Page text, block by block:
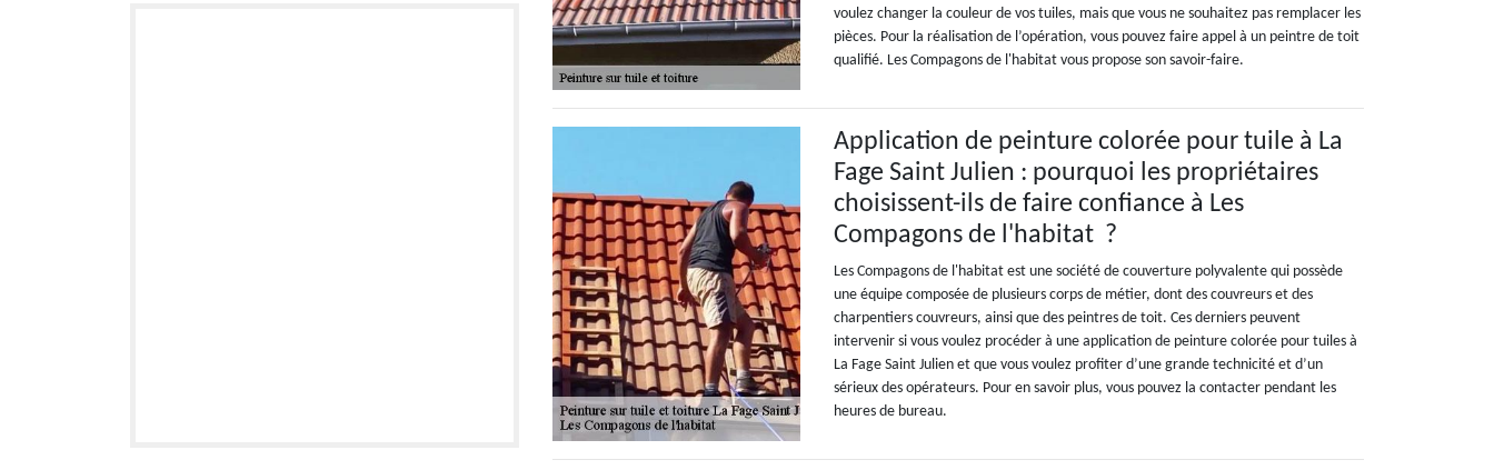
voulez changer la couleur de vos tuiles, mais que vous ne souhaitez pas remplacer les
pièces. Pour la réalisation de l’opération, vous pouvez faire appel à un peintre de toit
qualifié. Les Compagons de l'habitat vous propose son savoir-faire.
Application de peinture colorée pour tuile à La
Fage Saint Julien : pourquoi les propriétaires
choisissent-ils de faire confiance à Les
Compagons de l'habitat ?
Les Compagons de l'habitat est une société de couverture polyvalente qui possède
une équipe composée de plusieurs corps de métier, dont des couvreurs et des
charpentiers couvreurs, ainsi que des peintres de toit. Ces derniers peuvent
intervenir si vous voulez procéder à une application de peinture colorée pour tuiles à
La Fage Saint Julien et que vous voulez profiter d’une grande technicité et d’un
sérieux des opérateurs. Pour en savoir plus, vous pouvez la contacter pendant les
heures de bureau.